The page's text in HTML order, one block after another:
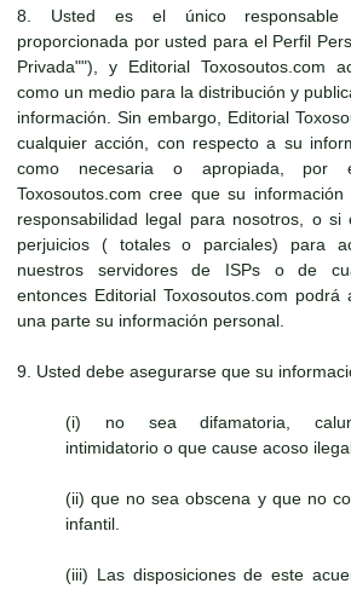
8. Usted es el único responsable
proporcionada por usted para el Perfil
Privada""), y Editorial Toxosoutos.com
como un medio para la distribución y
información. Sin embargo, Editorial
cualquier acción, con respecto a su
como necesaria o apropiada, por
Toxosoutos.com cree que su
responsabilidad legal para nosotros, o si
perjuicios ( totales o parciales) para
nuestros servidores de ISPs o de
entonces Editorial Toxosoutos.com
una parte su información personal.
9. Usted debe asegurarse que su
(i) no sea difamatoria,
intimidatorio o que cause acoso
(ii) que no sea obscena y que no
infantil.
(iii) Las disposiciones de este